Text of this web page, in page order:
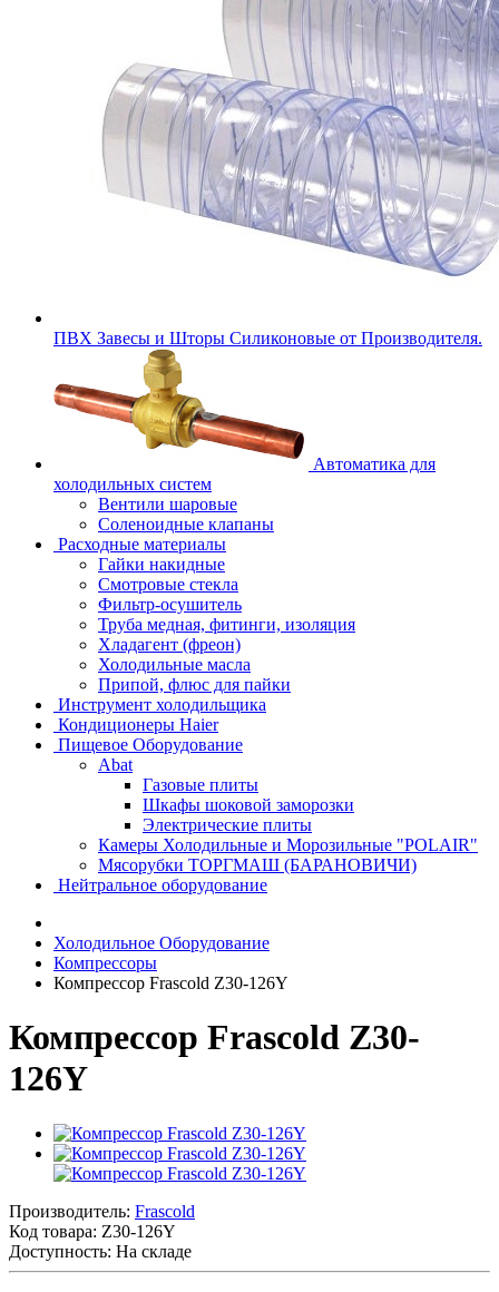
ПВХ Завесы и Шторы Силиконовые от Производителя.
Автоматика для
холодильных систем
Вентили шаровые
Соленоидные клапаны
Расходные материалы
Гайки накидные
Смотровые стекла
Фильтр-осушитель
Труба медная, фитинги, изоляция
Хладагент (фреон)
Холодильные масла
Припой, флюс для пайки
Инструмент холодильщика
Кондиционеры Haier
Пищевое Оборудование
Abat
Газовые плиты
Шкафы шоковой заморозки
Электрические плиты
Камеры Холодильные и Морозильные "POLAIR"
Мясорубки ТОРГМАШ (БАРАНОВИЧИ)
Нейтральное оборудование
Холодильное Оборудование
Компрессоры
Компрессор Frascold Z30-126Y
Компрессор Frascold Z30-
126Y
Производитель: Frascold
Код товара: Z30-126Y
Доступность: На складе